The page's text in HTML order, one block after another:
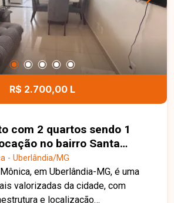
R$ 2.700,00 L
com 2 quartos sendo 1
no bairro Santa
MG
- Uberlândia/MG
em Uberlândia-MG, é uma
valorizadas da cidade, com
e localização